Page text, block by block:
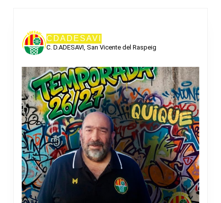
CDADESAVI
C. D.ADESAVI, San Vicente del Raspeig